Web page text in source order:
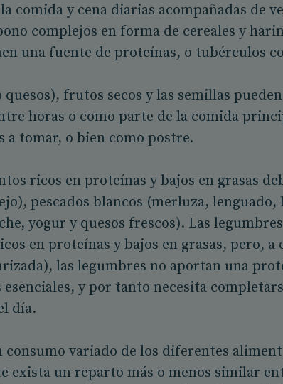
comida y cena diarias acompañadas de
complejos en forma de cereales y
una fuente de proteínas, o tubérculos
quesos), frutos secos y las semillas
horas o como parte de la comida
a tomar, o bien como postre.
ricos en proteínas y bajos en grasas
pescados blancos (merluza,
yogur y quesos frescos). Las
en proteínas y bajos en grasas, pero, a
las legumbres no aportan una
y por tanto necesita
día.
consumo variado de los diferentes
exista un reparto más o menos similar